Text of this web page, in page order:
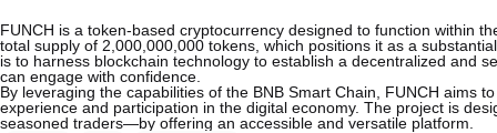
FUNCH is a token-based cryptocurrency designed to function within
total supply of 2,000,000,000 tokens, which positions it as a
is to harness blockchain technology to establish a decentralized and
can engage with confidence.
By leveraging the capabilities of the BNB Smart Chain, FUNCH aims
experience and participation in the digital economy. The project is
seasoned traders—by offering an accessible and versatile platform.